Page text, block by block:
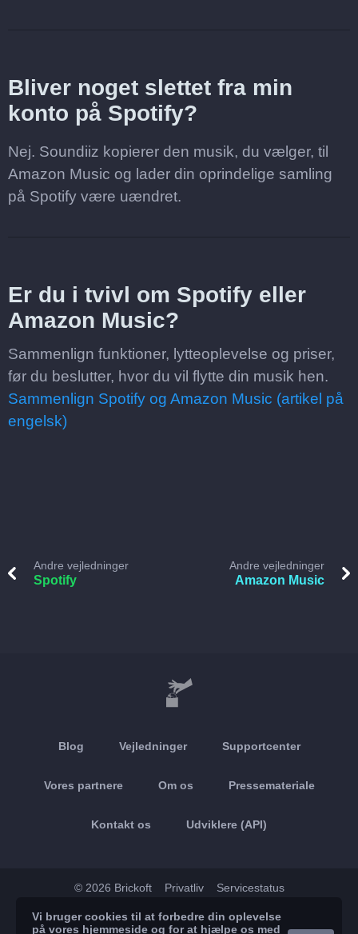
Bliver noget slettet fra min
konto på Spotify?
Nej. Soundiiz kopierer den musik, du vælger, til
Amazon Music og lader din oprindelige samling
på Spotify være uændret.
Er du i tvivl om Spotify eller
Amazon Music?
Sammenlign funktioner, lytteoplevelse og priser,
før du beslutter, hvor du vil flytte din musik hen.
Sammenlign Spotify og Amazon Music (artikel på
engelsk)
Andre vejledninger
Spotify
Andre vejledninger
Amazon Music
Blog Vejledninger Supportcenter
Vores partnere Om os Pressemateriale
Kontakt os Udviklere (API)
© 2026 Brickoft Privatliv Servicestatus
App Store Google Play
Vi bruger cookies til at forbedre din oplevelse
på vores hjemmeside og for at hjælpe os med